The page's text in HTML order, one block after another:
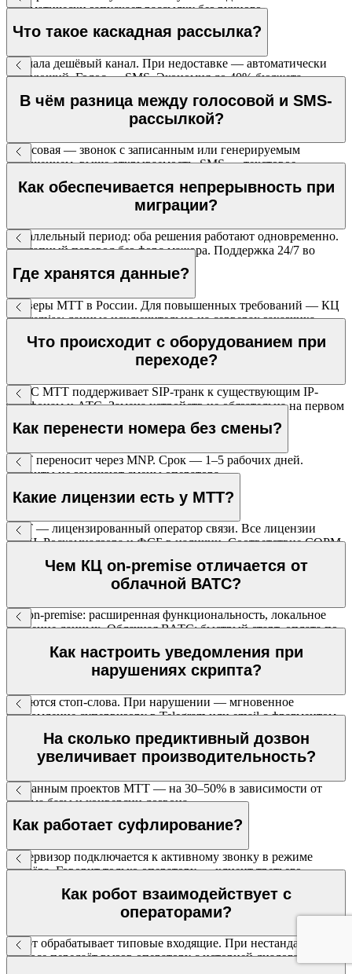
автоматически запускает рассылку без ручного
вмешательства.
Что такое каскадная рассылка?
Сначала дешёвый канал. При недоставке — автоматически
следующий. Голос → SMS. Экономия до 40% бюджета.
В чём разница между голосовой и SMS-
рассылкой?
Голосовая — звонок с записанным или генерируемым
сообщением, выше открываемость. SMS — текстовое
сообщение, остаётся у клиента. Каскад сочетает оба канала.
Как обеспечивается непрерывность при
миграции?
Параллельный период: оба решения работают одновременно.
Поэтапный перевод без форс-мажора. Поддержка 24/7 во
время перехода.
Где хранятся данные?
Серверы МТТ в России. Для повышенных требований — КЦ
on-premise: данные исключительно на серверах заказчика.
Что происходит с оборудованием при
переходе?
ВАТС МТТ поддерживает SIP-транк к существующим IP-
телефонам и АТС. Замена устройств не обязательна на первом
этапе.
Как перенести номера без смены?
МТТ переносит через MNP. Срок — 1–5 рабочих дней.
Клиенты не замечают смены оператора.
Какие лицензии есть у МТТ?
МТТ — лицензированный оператор связи. Все лицензии
ГКРЧ, Роскомнадзора и ФСБ в наличии. Соответствие СОРМ
Чем КЦ on-premise отличается от
облачной ВАТС?
КЦ on-premise: расширенная функциональность, локальное
хранение данных. Облачная ВАТС: быстрый старт, оплата по
Как настроить уведомления при
нарушениях скрипта?
Задаются стоп-слова. При нарушении — мгновенное
уведомление супервизору в Telegram или email с фрагментом
записи.
На сколько предиктивный дозвон
увеличивает производительность?
По данным проектов МТТ — на 30–50% в зависимости от
объёма базы и конверсии дозвона.
Как работает суфлирование?
Супервизор подключается к активному звонку в режиме
суфлёра. Говорит только оператору — клиент третьего
участника не слышит.
Как робот взаимодействует с
операторами?
Робот обрабатывает типовые входящие. При нестандартном
запросе передаёт вызов оператору с историей диалога.